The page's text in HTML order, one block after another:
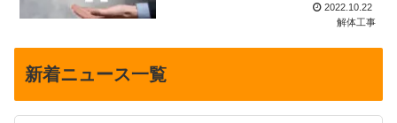
2022.10.22
解体工事
新着ニュース一覧